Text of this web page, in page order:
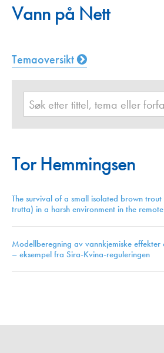
Vann på Nett
Temaoversikt
Tor Hemmingsen
The survival of a small isolated brown
trutta) in a harsh environment in the
Modellberegning av vannkjemiske
– eksempel fra Sira-Kvina-reguleringen